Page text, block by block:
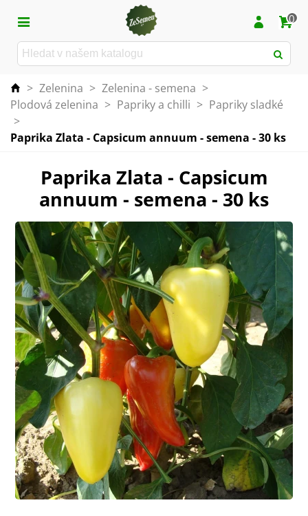
0
> Zelenina > Zelenina - semena >
Plodová zelenina > Papriky a chilli > Papriky sladké
>
Paprika Zlata - Capsicum annuum - semena - 30 ks
Paprika Zlata - Capsicum
annuum - semena - 30 ks